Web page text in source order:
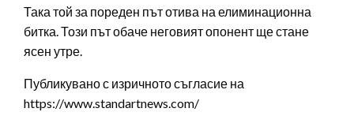
Така той за пореден път отива на елиминационна
битка. Този път обаче неговият опонент ще стане
ясен утре.
Публикувано с изричното съгласие на
https://www.standartnews.com/